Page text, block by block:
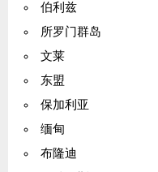
伯利兹
所罗门群岛
文莱
东盟
保加利亚
缅甸
布隆迪